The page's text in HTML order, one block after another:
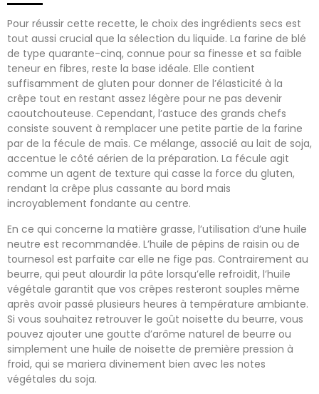
Pour réussir cette recette, le choix des ingrédients secs est
tout aussi crucial que la sélection du liquide. La farine de blé
de type quarante-cinq, connue pour sa finesse et sa faible
teneur en fibres, reste la base idéale. Elle contient
suffisamment de gluten pour donner de l’élasticité à la
crêpe tout en restant assez légère pour ne pas devenir
caoutchouteuse. Cependant, l’astuce des grands chefs
consiste souvent à remplacer une petite partie de la farine
par de la fécule de maïs. Ce mélange, associé au lait de soja,
accentue le côté aérien de la préparation. La fécule agit
comme un agent de texture qui casse la force du gluten,
rendant la crêpe plus cassante au bord mais
incroyablement fondante au centre.
En ce qui concerne la matière grasse, l’utilisation d’une huile
neutre est recommandée. L’huile de pépins de raisin ou de
tournesol est parfaite car elle ne fige pas. Contrairement au
beurre, qui peut alourdir la pâte lorsqu’elle refroidit, l’huile
végétale garantit que vos crêpes resteront souples même
après avoir passé plusieurs heures à température ambiante.
Si vous souhaitez retrouver le goût noisette du beurre, vous
pouvez ajouter une goutte d’arôme naturel de beurre ou
simplement une huile de noisette de première pression à
froid, qui se mariera divinement bien avec les notes
végétales du soja.